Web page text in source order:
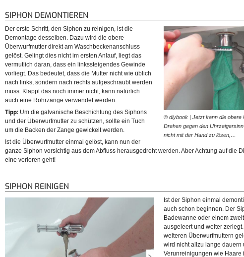
SIPHON DEMONTIEREN
© diybook | Jetzt kann die obere
Drehen gegen den
nicht mit der Hand zu lösen,…
Der erste Schritt, den Siphon zu reinigen, ist die
Demontage desselben. Dazu wird die obere
Überwurfmutter direkt am Waschbeckenanschluss
gelöst. Gelingt dies nicht im ersten Anlauf, liegt das
vermutlich daran, dass ein linkssteigendes Gewinde
vorliegt. Das bedeutet, dass die Mutter nicht wie üblich
nach links, sondern nach rechts aufgeschraubt werden
muss. Klappt das noch immer nicht, kann natürlich
auch eine Rohrzange verwendet werden.
Tipp: Um die galvanische Beschichtung des Siphons
und der Überwurfmutter zu schützen, sollte ein Tuch
um die Backen der Zange gewickelt werden.
Ist die Überwurfmutter einmal gelöst, kann nun der
ganze Siphon vorsichtig aus dem Abfluss herausgedreht werden. Aber Achtung auf die
eine verloren geht!
SIPHON REINIGEN
Ist der Siphon einmal
auch schon beginnen. Der
Badewanne oder einem
ausgeleert und weiter
weiteren Überwurfmuttern
wird nicht allzu lange dauern
Verunreinigungen wie Haare